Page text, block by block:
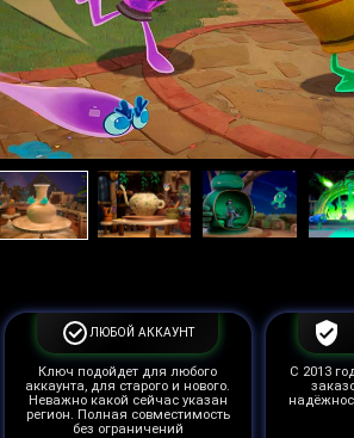
ЛЮБОЙ АККАУНТ
Ключ подойдет для любого
аккаунта, для старого и нового.
Неважно какой сейчас указан
регион. Полная совместимость
без ограничений
С 2013